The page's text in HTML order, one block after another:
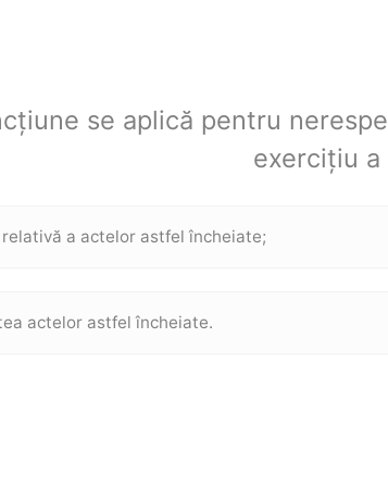
se aplică pentru
exercițiu a
a actelor astfel încheiate;
actelor astfel încheiate.